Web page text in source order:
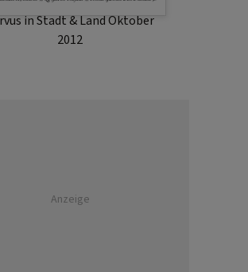
in Stadt & Land Oktober
2012
Anzeige